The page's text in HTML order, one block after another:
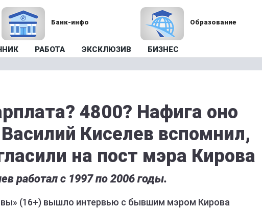
Банк-инфо Образование
РАБОТА ЭКСКЛЮЗИВ БИЗНЕС
4800? Нафига оно
Киселев вспомнил,
на пост мэра Кирова
работал с 1997 по 2006 годы.
(16+) вышло интервью с бывшим мэром Кирова